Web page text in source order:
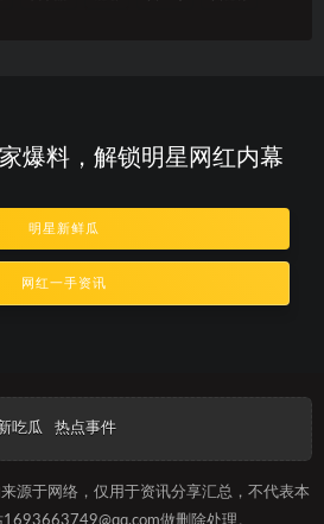
爆料，解锁明星网红内幕
明星新鲜瓜
网红一手资讯
吃瓜 热点事件
源于网络，仅用于资讯分享汇总，不代表本
做删除处理。